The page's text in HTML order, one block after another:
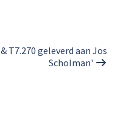
T7.270 geleverd aan Jos
Scholman'